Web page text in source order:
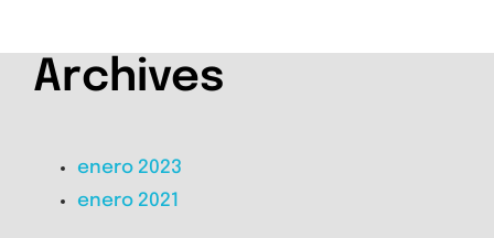
Archives
enero 2023
enero 2021